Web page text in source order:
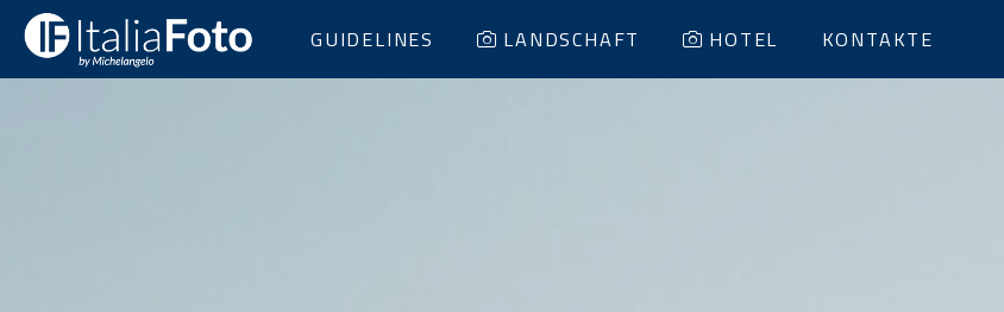
GUIDELINES LANDSCHAFT HOTEL KONTAKTE